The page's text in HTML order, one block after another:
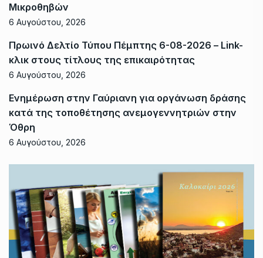
Μικροθηβών
6 Αυγούστου, 2026
Πρωινό Δελτίο Τύπου Πέμπτης 6-08-2026 – Link-
κλικ στους τίτλους της επικαιρότητας
6 Αυγούστου, 2026
Ενημέρωση στην Γαύριανη για οργάνωση δράσης
κατά της τοποθέτησης ανεμογεννητριών στην
Όθρη
6 Αυγούστου, 2026